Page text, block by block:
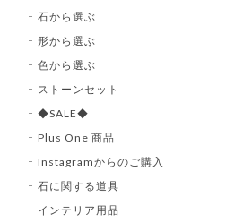
石から選ぶ
形から選ぶ
色から選ぶ
ストーンセット
◆SALE◆
Plus One 商品
Instagramからのご購入
石に関する道具
インテリア用品